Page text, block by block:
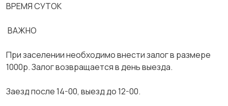
ВРЕМЯ СУТОК
️️️ ВАЖНО️️️
При заселении необходимо внести залог в размере
1000р. Залог возвращается в день выезда.
Заезд после 14-00, выезд до 12-00.